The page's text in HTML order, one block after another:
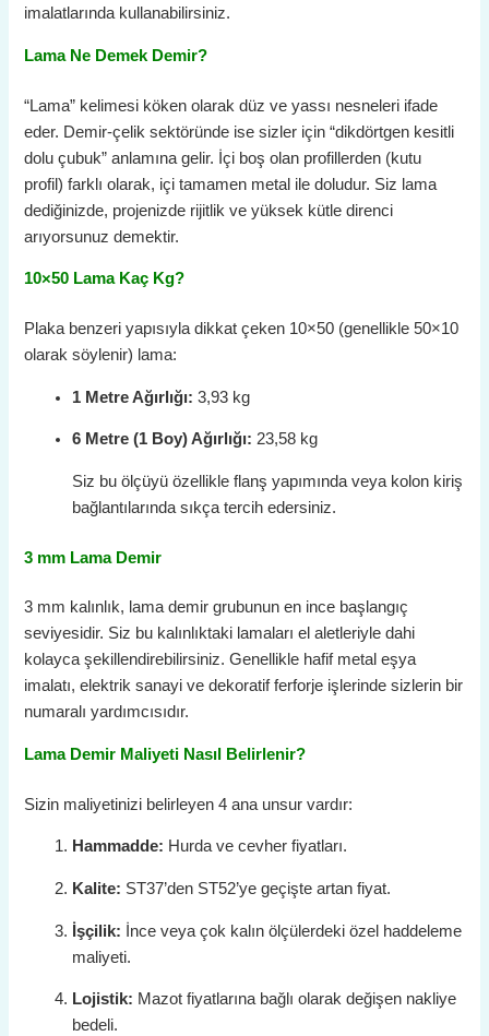
imalatlarında kullanabilirsiniz.
Lama Ne Demek Demir?
“Lama” kelimesi köken olarak düz ve yassı nesneleri ifade
eder. Demir-çelik sektöründe ise sizler için “dikdörtgen kesitli
dolu çubuk” anlamına gelir. İçi boş olan profillerden (kutu
profil) farklı olarak, içi tamamen metal ile doludur. Siz lama
dediğinizde, projenizde rijitlik ve yüksek kütle direnci
arıyorsunuz demektir.
10×50 Lama Kaç Kg?
Plaka benzeri yapısıyla dikkat çeken 10×50 (genellikle 50×10
olarak söylenir) lama:
1 Metre Ağırlığı: 3,93 kg
6 Metre (1 Boy) Ağırlığı: 23,58 kg
Siz bu ölçüyü özellikle flanş yapımında veya kolon kiriş
bağlantılarında sıkça tercih edersiniz.
3 mm Lama Demir
3 mm kalınlık, lama demir grubunun en ince başlangıç
seviyesidir. Siz bu kalınlıktaki lamaları el aletleriyle dahi
kolayca şekillendirebilirsiniz. Genellikle hafif metal eşya
imalatı, elektrik sanayi ve dekoratif ferforje işlerinde sizlerin bir
numaralı yardımcısıdır.
Lama Demir Maliyeti Nasıl Belirlenir?
Sizin maliyetinizi belirleyen 4 ana unsur vardır:
Hammadde: Hurda ve cevher fiyatları.
Kalite: ST37’den ST52’ye geçişte artan fiyat.
İşçilik: İnce veya çok kalın ölçülerdeki özel haddeleme
maliyeti.
Lojistik: Mazot fiyatlarına bağlı olarak değişen nakliye
bedeli.